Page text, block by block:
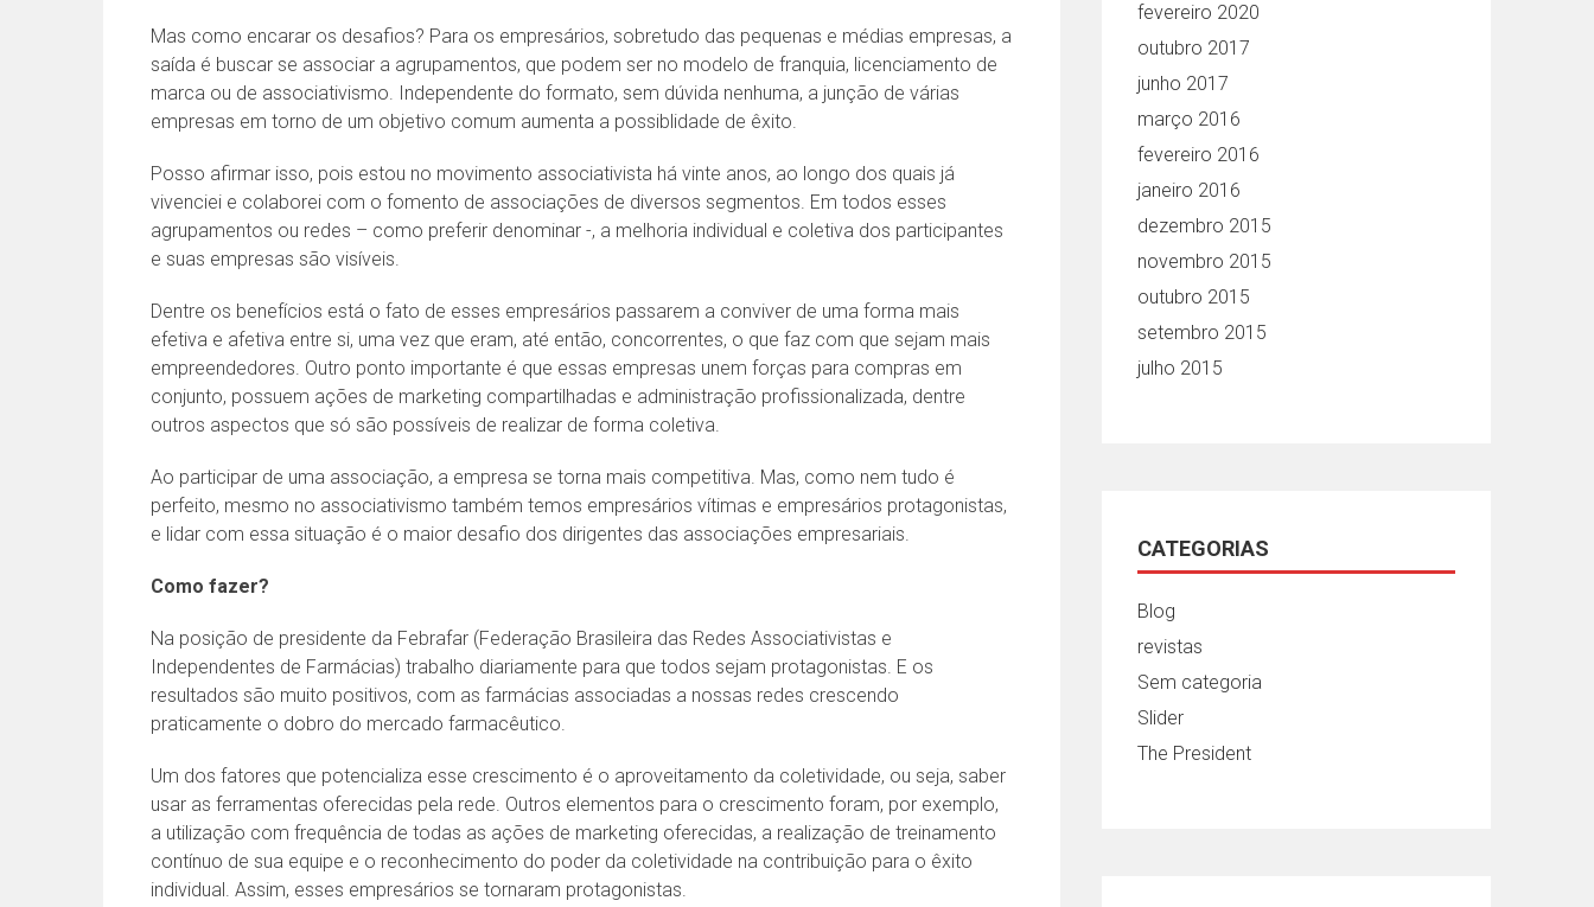
Mas como encarar os desafios? Para os empresários, sobretudo das pequenas e médias empresas, a
saída é buscar se associar a agrupamentos, que podem ser no modelo de franquia, licenciamento de
marca ou de associativismo. Independente do formato, sem dúvida nenhuma, a junção de várias
empresas em torno de um objetivo comum aumenta a possiblidade de êxito.
Posso afirmar isso, pois estou no movimento associativista há vinte anos, ao longo dos quais já
vivenciei e colaborei com o fomento de associações de diversos segmentos. Em todos esses
agrupamentos ou redes – como preferir denominar -, a melhoria individual e coletiva dos participantes
e suas empresas são visíveis.
Dentre os benefícios está o fato de esses empresários passarem a conviver de uma forma mais
efetiva e afetiva entre si, uma vez que eram, até então, concorrentes, o que faz com que sejam mais
empreendedores. Outro ponto importante é que essas empresas unem forças para compras em
conjunto, possuem ações de marketing compartilhadas e administração profissionalizada, dentre
outros aspectos que só são possíveis de realizar de forma coletiva.
Ao participar de uma associação, a empresa se torna mais competitiva. Mas, como nem tudo é
perfeito, mesmo no associativismo também temos empresários vítimas e empresários protagonistas,
e lidar com essa situação é o maior desafio dos dirigentes das associações empresariais.
Como fazer?
Na posição de presidente da Febrafar (Federação Brasileira das Redes Associativistas e
Independentes de Farmácias) trabalho diariamente para que todos sejam protagonistas. E os
resultados são muito positivos, com as farmácias associadas a nossas redes crescendo
praticamente o dobro do mercado farmacêutico.
Um dos fatores que potencializa esse crescimento é o aproveitamento da coletividade, ou seja, saber
usar as ferramentas oferecidas pela rede. Outros elementos para o crescimento foram, por exemplo,
a utilização com frequência de todas as ações de marketing oferecidas, a realização de treinamento
contínuo de sua equipe e o reconhecimento do poder da coletividade na contribuição para o êxito
individual. Assim, esses empresários se tornaram protagonistas.
fevereiro 2020
outubro 2017
junho 2017
março 2016
fevereiro 2016
janeiro 2016
dezembro 2015
novembro 2015
outubro 2015
setembro 2015
julho 2015
CATEGORIAS
Blog
revistas
Sem categoria
Slider
The President